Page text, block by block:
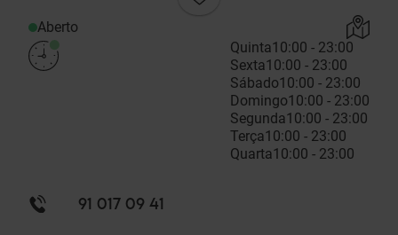
Aberto
Quinta10:00 - 23:00
Sexta10:00 - 23:00
Sábado10:00 - 23:00
Domingo10:00 - 23:00
Segunda10:00 - 23:00
Terça10:00 - 23:00
Quarta10:00 - 23:00
91 017 09 41